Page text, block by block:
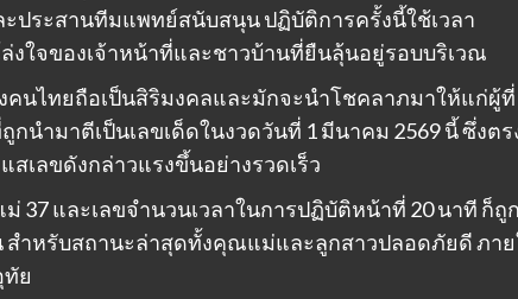
ประสานทีมแพทย์สนับสนุน ปฏิบัติการครั้งนี้ใช้เวลา
งใจของเจ้าหน้าที่และชาวบ้านที่ยืนลุ้นอยู่รอบบริเวณ
คนไทยถือเป็นสิริมงคลและมักจะนำโชคลาภมาให้แก่ผู้ที่
กนำมาตีเป็นเลขเด็ดในงวดวันที่ 1 มีนาคม 2569 นี้ ซึ่งตร
เลขดังกล่าวแรงขึ้นอย่างรวดเร็ว
37 และเลขจำนวนเวลาในการปฏิบัติหน้าที่ 20 นาที ก็ถู
สำหรับสถานะล่าสุดทั้งคุณแม่และลูกสาวปลอดภัยดี ภา
ย